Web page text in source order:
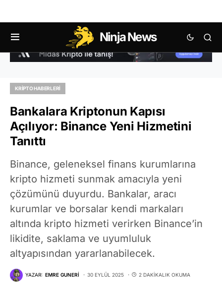
Ninja News
KRIPTO HABERLERI
Bankalara Kriptonun Kapısı
Açılıyor: Binance Yeni Hizmetini
Tanıttı
Binance, geleneksel finans kurumlarına
kripto hizmeti sunmak amacıyla yeni
çözümünü duyurdu. Bankalar, aracı
kurumlar ve borsalar kendi markaları
altında kripto hizmeti verirken Binance’in
likidite, saklama ve uyumluluk
altyapısından yararlanabilecek.
YAZAR: EMRE GUNERI 30 EYLÜL 2025 2 DAKIKALIK OKUMA